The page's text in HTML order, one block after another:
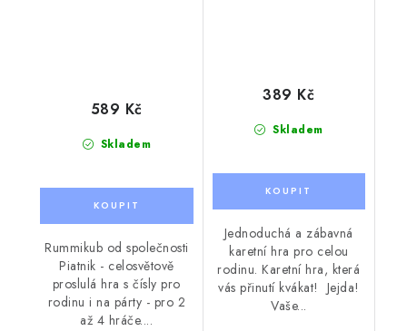
Skladem
589 Kč
Rummikub od společnosti
Piatnik - celosvětově
proslulá hra s čísly pro
rodinu i na párty - pro 2
až 4 hráče....
Skladem
389 Kč
Jednoduchá a zábavná
karetní hra pro celou
rodinu. Karetní hra, která
vás přinutí kvákat! Jejda!
Vaše...